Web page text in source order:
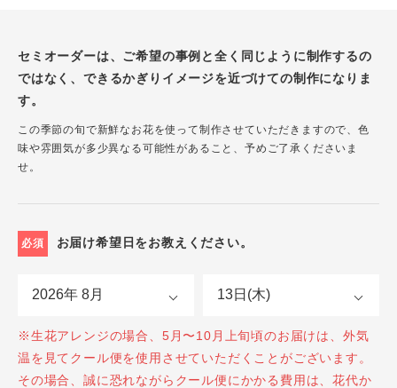
セミオーダーは、ご希望の事例と全く同じように制作するの
ではなく、できるかぎりイメージを近づけての制作になりま
す。
この季節の旬で新鮮なお花を使って制作させていただきますので、色
味や雰囲気が多少異なる可能性があること、予めご了承くださいま
せ。
必須 お届け希望日をお教えください。
※生花アレンジの場合、5月〜10月上旬頃のお届けは、外気
温を見てクール便を使用させていただくことがございます。
その場合、誠に恐れながらクール便にかかる費用は、花代か